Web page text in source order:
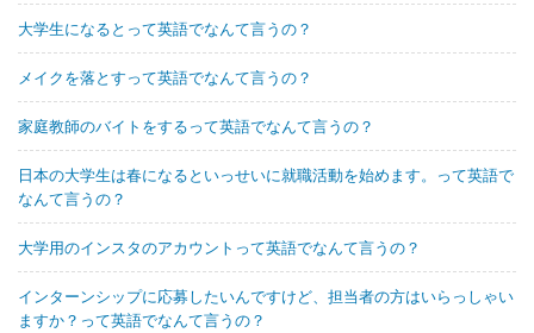
大学生になるとって英語でなんて言うの？
メイクを落とすって英語でなんて言うの？
家庭教師のバイトをするって英語でなんて言うの？
日本の大学生は春になるといっせいに就職活動を始めます。って英語で
なんて言うの？
大学用のインスタのアカウントって英語でなんて言うの？
インターンシップに応募したいんですけど、担当者の方はいらっしゃい
ますか？って英語でなんて言うの？